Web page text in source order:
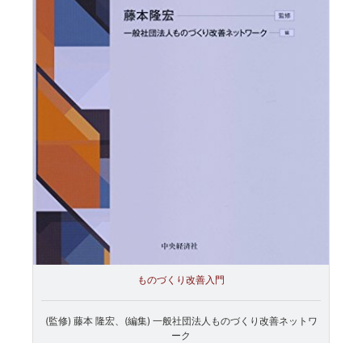
ものづくり改善入門
(監修) 藤本 隆宏、(編集) 一般社団法人ものづくり改善ネットワ
ーク